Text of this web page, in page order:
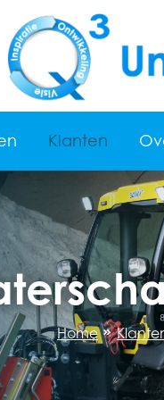
Klanten
Home